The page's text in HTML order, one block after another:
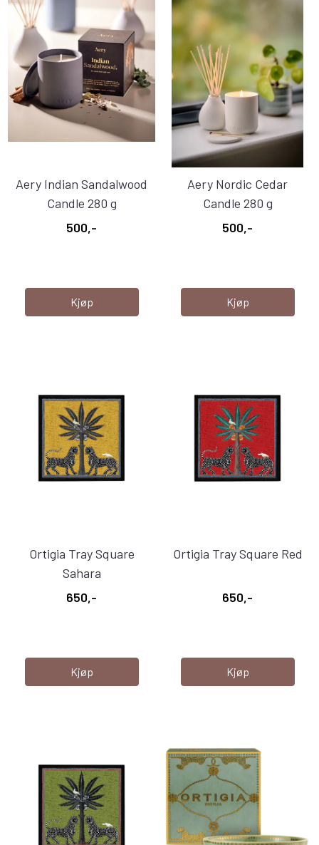
Aery Indian Sandalwood
Candle 280 g
500,-
Kjøp
Aery Nordic Cedar
Candle 280 g
500,-
Kjøp
Ortigia Tray Square
Sahara
650,-
Kjøp
Ortigia Tray Square Red
650,-
Kjøp